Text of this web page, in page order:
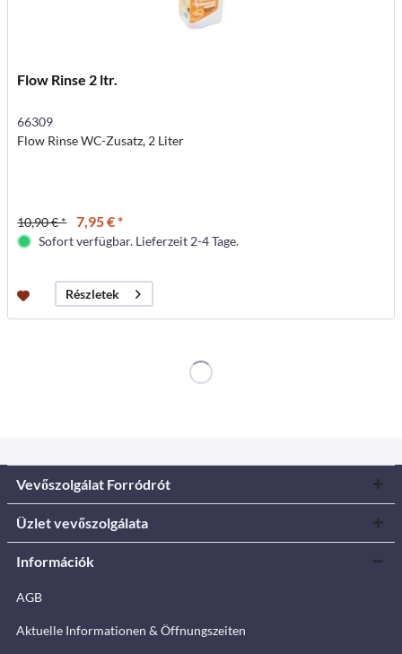
Flow Rinse 2 ltr.
66309
Flow Rinse WC-Zusatz, 2 Liter
10,90 € * 7,95 € *
Sofort verfügbar. Lieferzeit 2-4 Tage.
Részletek
Vevőszolgálat Forródrót
Üzlet vevőszolgálata
Információk
AGB
Aktuelle Informationen & Öffnungszeiten